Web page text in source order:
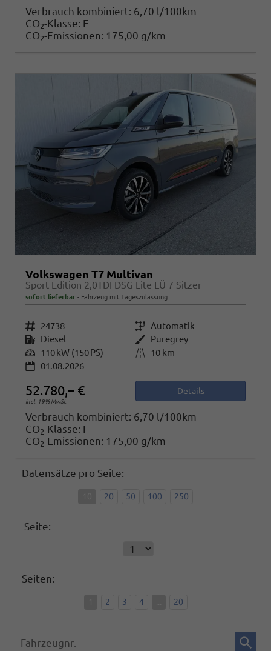
Verbrauch kombiniert: 6,70 l/100km
CO2-Klasse: F
CO2-Emissionen: 175,00 g/km
Volkswagen T7 Multivan
Sport Edition 2,0TDI DSG Lite LÜ 7 Sitzer
sofort lieferbar Fahrzeug mit Tageszulassung
Fahrzeugnr. 24738 Getriebe Automatik
Kraftstoff Diesel Außenfarbe Puregrey
Leistung 110 kW (150 PS) Kilometerstand
10 km
01.08.2026
52.780,– €
incl. 19% MwSt.
Details
Verbrauch kombiniert: 6,70 l/100km
CO2-Klasse: F
CO2-Emissionen: 175,00 g/km
Datensätze pro Seite:
20 50 100 250
Seite:
Seiten:
2 3 4 20
Fahrzeugnr.